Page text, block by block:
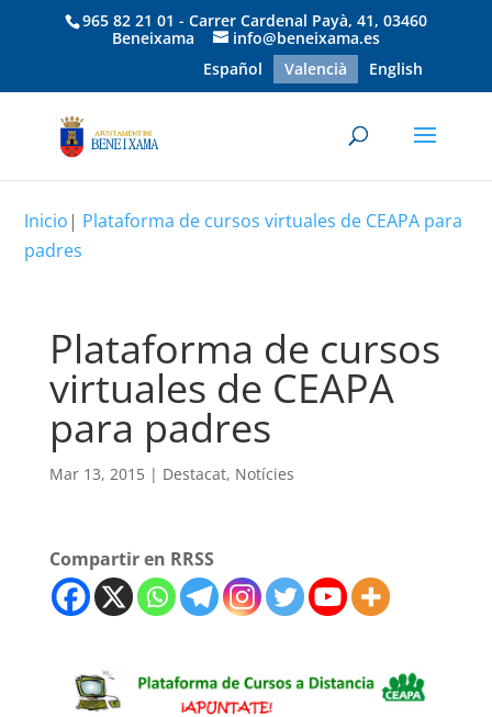
965 82 21 01 - Carrer Cardenal Payà, 41, 03460
Beneixama
info@beneixama.es
Español
Valencià English
Inicio| Plataforma de cursos virtuales de CEAPA para
padres
Plataforma de cursos
virtuales de CEAPA
para padres
Mar 13, 2015| Destacat, Notícies
Compartir en RRSS